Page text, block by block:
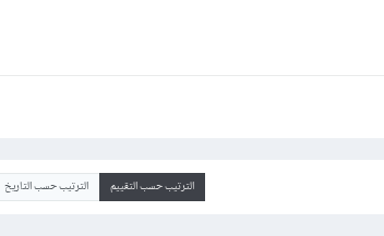
الترتيب حسب التقييم الترتيب حسب التاريخ